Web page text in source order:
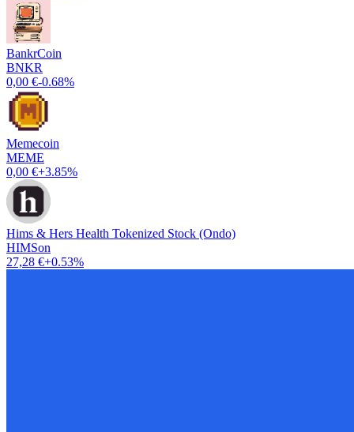
BankrCoin
BNKR
0,00 €-0.68%
Memecoin
MEME
0,00 €+3.85%
Hims & Hers Health Tokenized Stock (Ondo)
HIMSon
27,28 €+0.53%